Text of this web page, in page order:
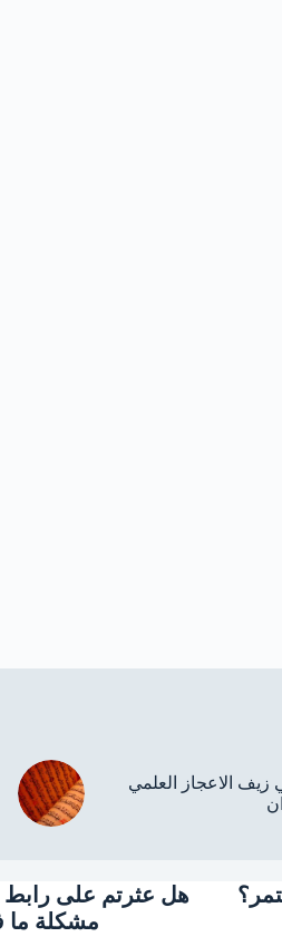
زيف الاعجاز العلمي
هل عثرتم على رابط
مشكلة ما